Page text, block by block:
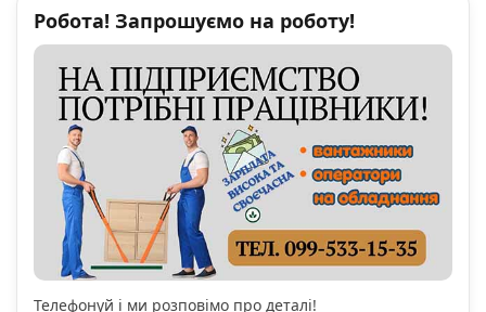
Робота! Запрошуємо на роботу!
Телефонуй і ми розповімо про деталі!